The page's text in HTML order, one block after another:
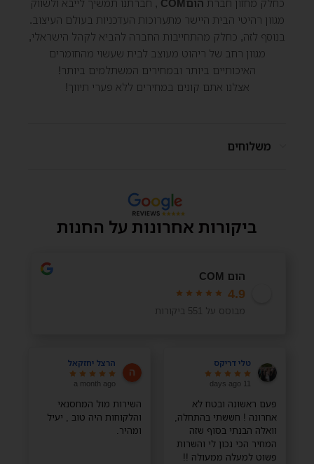
מגוון רהיטי הבית היישר מתערוכות העדכניות בעולם העיצוב.
בנוסף לזה, כחלק מהתחייבות החברה להביא לקהל הישראלי,
מגוון רחב של ריהוט מעוצב לבית שעשוי מהחומרים
האיכותיים ביותר ובמחירים המשתלמים ביותר!
אצלנו אתם קונים במחירים ללא פערי תיווך!
משלוחים
ביקורות אחרונות על החנות
הום COM
4.9
מבוסס על 551 ביקורות
טלי דריקס
11 days ago
פעם ראשונה ובטח לא
אחרונה ! חששתי בהתחלה,
וואלה הבנתי בסוף שזה
המחיר הכי נכון לי והשרות
פשוט למעלה ממעולה !!
הרצל יחזקאל
a month ago
השירות מול המחסנאי
והלקוחות היה טוב , יעיל
ומהיר.